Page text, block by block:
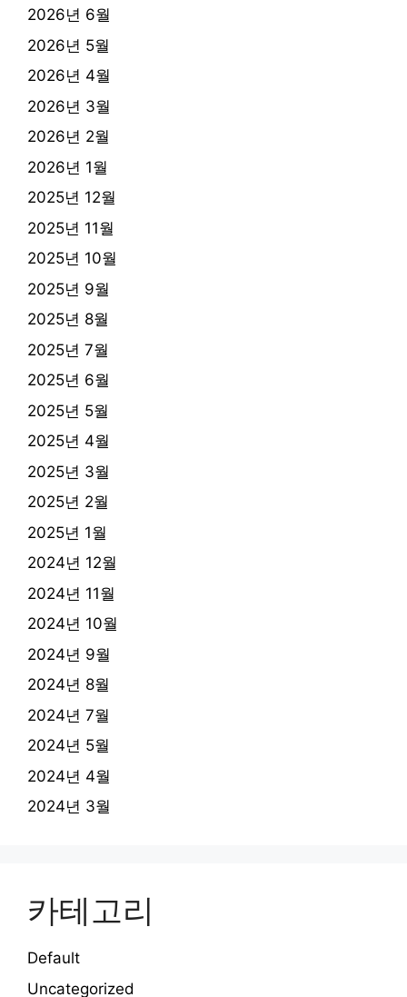
2026년 6월
2026년 5월
2026년 4월
2026년 3월
2026년 2월
2026년 1월
2025년 12월
2025년 11월
2025년 10월
2025년 9월
2025년 8월
2025년 7월
2025년 6월
2025년 5월
2025년 4월
2025년 3월
2025년 2월
2025년 1월
2024년 12월
2024년 11월
2024년 10월
2024년 9월
2024년 8월
2024년 7월
2024년 5월
2024년 4월
2024년 3월
카테고리
Default
Uncategorized